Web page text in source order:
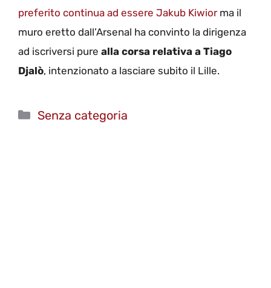
preferito continua ad essere Jakub Kiwiorma il
muro eretto dall’Arsenal ha convinto la dirigenza
ad iscriversi pure alla corsa relativa a Tiago
Djalò, intenzionato a lasciare subito il Lille.
Categorie
Senza categoria